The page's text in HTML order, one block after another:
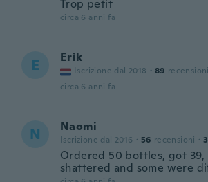
Trop petit
circa 6 anni fa
E Erik
Iscrizione dal 2018 · 89 recensioni
circa 6 anni fa
N Naomi
Iscrizione dal 2016 · 56 recensioni · 3
Ordered 50 bottles, got 39,
shattered and some were